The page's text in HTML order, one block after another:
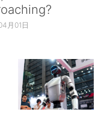
月01日